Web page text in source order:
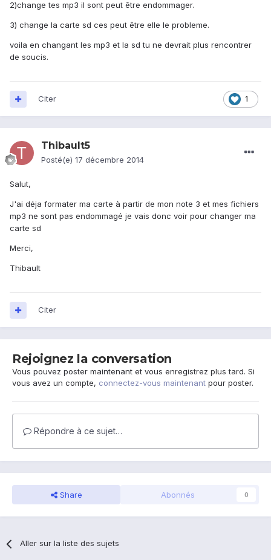
2)change tes mp3 il sont peut être endommager.
3) change la carte sd ces peut être elle le probleme.
voila en changant les mp3 et la sd tu ne devrait plus rencontrer
de soucis.
1
Citer
Thibault5
Posté(e) 17 décembre 2014
Salut,
J'ai déja formater ma carte à partir de mon note 3 et mes fichiers
mp3 ne sont pas endommagé je vais donc voir pour changer ma
carte sd
Merci,
Thibault
Citer
Rejoignez la conversation
Vous pouvez poster maintenant et vous enregistrez plus tard. Si
vous avez un compte, connectez-vous maintenant pour poster.
Répondre à ce sujet…
Share Abonnés 0
Aller sur la liste des sujets